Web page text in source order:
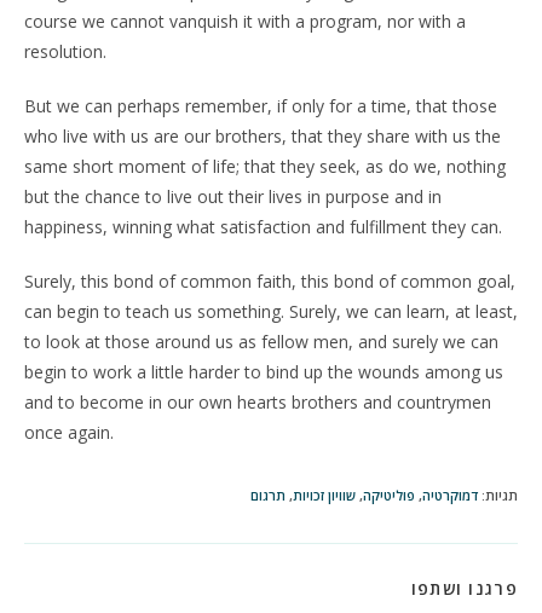
course we cannot vanquish it with a program, nor with a
resolution.
But we can perhaps remember, if only for a time, that those
who live with us are our brothers, that they share with us the
same short moment of life; that they seek, as do we, nothing
but the chance to live out their lives in purpose and in
happiness, winning what satisfaction and fulfillment they can.
Surely, this bond of common faith, this bond of common goal,
can begin to teach us something. Surely, we can learn, at least,
to look at those around us as fellow men, and surely we can
begin to work a little harder to bind up the wounds among us
and to become in our own hearts brothers and countrymen
once again.
תגיות: דמוקרטיה, פוליטיקה, שוויון זכויות, תרגום
פרגנו ושתפו